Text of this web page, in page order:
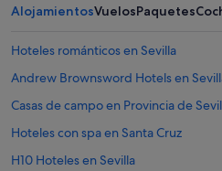
AlojamientosVuelosPaquetes
Hoteles románticos en Sevilla
Andrew Brownsword Hotels en
Casas de campo en Provincia de
Hoteles con spa en Santa Cruz
H10 Hoteles en Sevilla